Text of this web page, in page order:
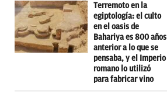
Terremoto en la
egiptología: el culto
en el oasis de
Bahariya es 800 años
anterior a lo que se
pensaba, y el Imperio
romano lo utilizó
para fabricar vino